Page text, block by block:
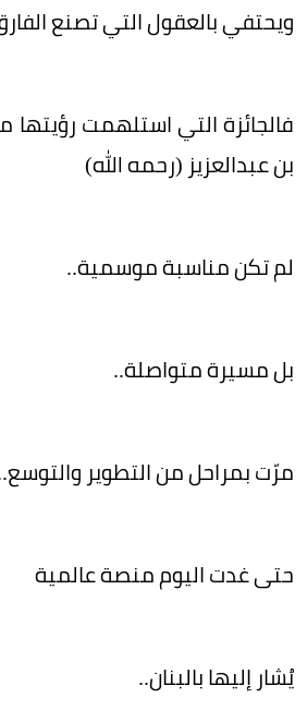
ويحتفي بالعقول التي تصنع
فالجائزة التي استلهمت
بن عبدالعزيز (رحمه الله)
لم تكن مناسبة موسمية..
بل مسيرة متواصلة..
مرّت بمراحل من التطوير
حتى غدت اليوم منصة عالمية
يُشار إليها بالبنان..